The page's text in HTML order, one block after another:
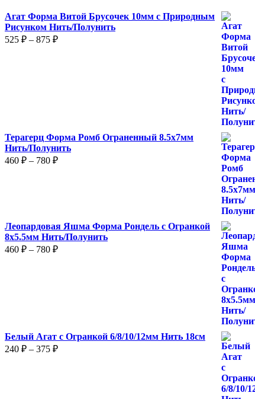
Агат Форма Витой Брусочек 10мм с Природным
Рисунком Нить/Полунить
525 ₽ – 875 ₽Диапазон
Терагерц Форма Ромб Ограненный 8.5х7мм
Нить/Полунить
460 ₽ – 780 ₽Диапазон
Леопардовая Яшма Форма Рондель с Огранкой
8х5.5мм Нить/Полунить
460 ₽ – 780 ₽Диапазон
Белый Агат с Огранкой 6/8/10/12мм Нить 18см
240 ₽ – 375 ₽Диапазон